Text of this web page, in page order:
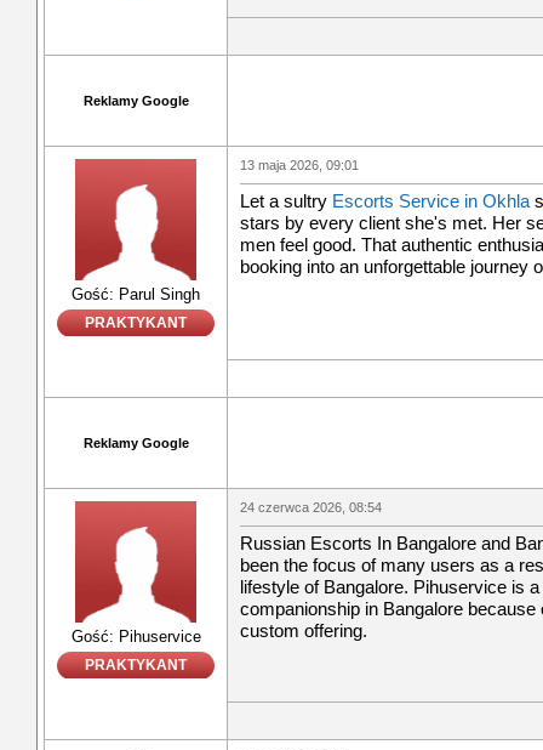
Reklamy Google
Gość: Parul Singh
PRAKTYKANT
13 maja 2026, 09:01
Let a sultry Escorts Service in Okhla
stars by every client she's met. Her
men feel good. That authentic
booking into an unforgettable journey
Reklamy Google
Gość: Pihuservice
PRAKTYKANT
24 czerwca 2026, 08:54
Russian Escorts In Bangalore and
been the focus of many users as a
lifestyle of Bangalore. Pihuservice is
companionship in Bangalore
custom offering.